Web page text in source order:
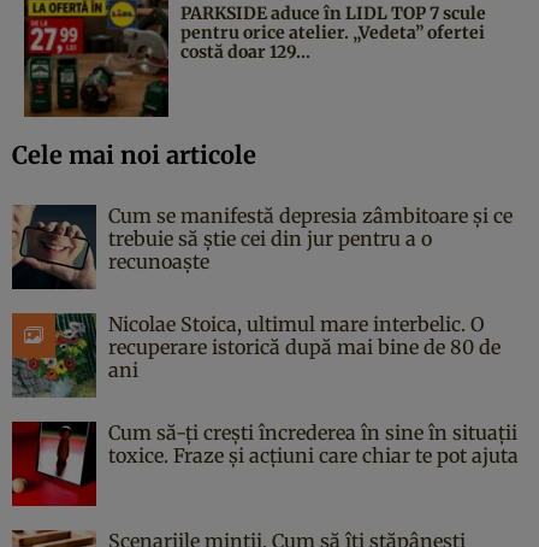
PARKSIDE aduce în LIDL TOP 7 scule
pentru orice atelier. „Vedeta” ofertei
costă doar 129...
Cele mai noi articole
Cum se manifestă depresia zâmbitoare și ce
trebuie să știe cei din jur pentru a o
recunoaște
Nicolae Stoica, ultimul mare interbelic. O
recuperare istorică după mai bine de 80 de
ani
Cum să-ți crești încrederea în sine în situații
toxice. Fraze și acțiuni care chiar te pot ajuta
Scenariile minții. Cum să îți stăpânești